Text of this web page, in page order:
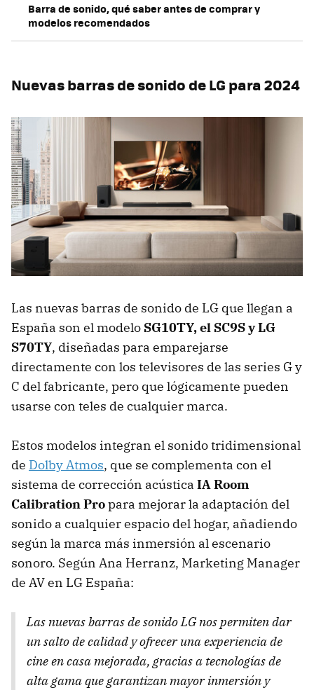
Barra de sonido, qué saber antes de comprar y
modelos recomendados
Nuevas barras de sonido de LG para 2024
Las nuevas barras de sonido de LG que llegan a
España son el modelo SG10TY, el SC9S y LG
S70TY, diseñadas para emparejarse
directamente con los televisores de las series G y
C del fabricante, pero que lógicamente pueden
usarse con teles de cualquier marca.
Estos modelos integran el sonido tridimensional
de Dolby Atmos, que se complementa con el
sistema de corrección acústica IA Room
Calibration Propara mejorar la adaptación del
sonido a cualquier espacio del hogar, añadiendo
según la marca más inmersión al escenario
sonoro. Según Ana Herranz, Marketing Manager
de AV en LG España:
Las nuevas barras de sonido LG nos permiten dar
un salto de calidad y ofrecer una experiencia de
cine en casa mejorada, gracias a tecnologías de
alta gama que garantizan mayor inmersión y